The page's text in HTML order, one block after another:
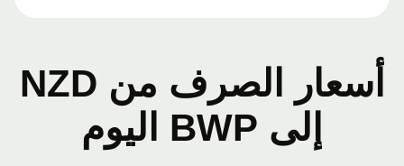
أسعار الصرف من NZD
إلى BWP اليوم